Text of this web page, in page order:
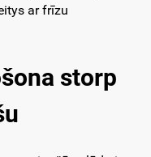
ar frīzu
storp